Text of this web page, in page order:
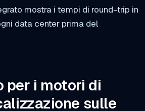
mostra i tempi di round-trip in
data center prima del
per i motori di
sulle